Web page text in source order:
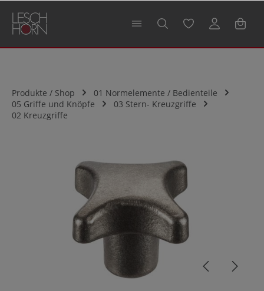
springen
Produkte / Shop
01 Normelemente / Bedienteile
05 Griffe und Knöpfe
03 Stern- Kreuzgriffe
02 Kreuzgriffe
Bildergalerie überspringen